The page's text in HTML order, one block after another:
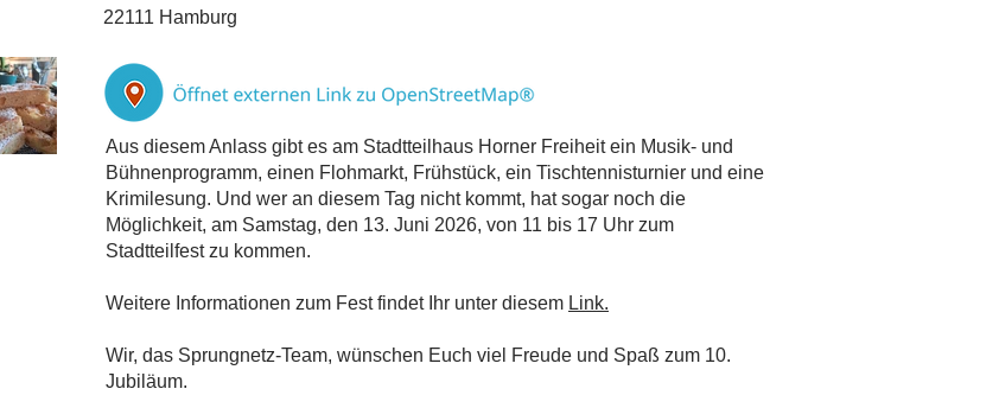
22111 Hamburg
Aus diesem Anlass gibt es am Stadtteilhaus Horner Freiheit ein Musik- und
Bühnenprogramm, einen Flohmarkt, Frühstück, ein Tischtennisturnier und eine
Krimilesung. Und wer an diesem Tag nicht kommt, hat sogar noch die
Möglichkeit, am Samstag, den 13. Juni 2026, von 11 bis 17 Uhr zum
Stadtteilfest zu kommen.
Weitere Informationen zum Fest findet Ihr unter diesem Link.
Wir, das Sprungnetz-Team, wünschen Euch viel Freude und Spaß zum 10.
Jubiläum.